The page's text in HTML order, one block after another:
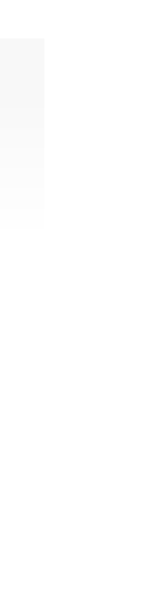
cerimônia de